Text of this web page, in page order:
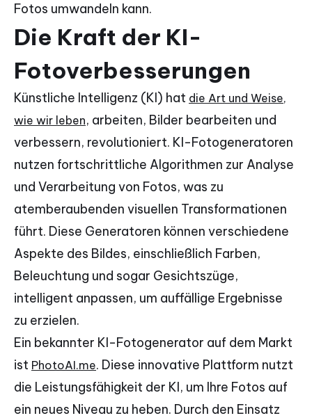
Fotos umwandeln kann.
Die Kraft der KI-
Fotoverbesserungen
Künstliche Intelligenz (KI) hat die Art und Weise,
wie wir leben, arbeiten, Bilder bearbeiten und
verbessern, revolutioniert. KI-Fotogeneratoren
nutzen fortschrittliche Algorithmen zur Analyse
und Verarbeitung von Fotos, was zu
atemberaubenden visuellen Transformationen
führt. Diese Generatoren können verschiedene
Aspekte des Bildes, einschließlich Farben,
Beleuchtung und sogar Gesichtszüge,
intelligent anpassen, um auffällige Ergebnisse
zu erzielen.
Ein bekannter KI-Fotogenerator auf dem Markt
ist PhotoAI.me. Diese innovative Plattform nutzt
die Leistungsfähigkeit der KI, um Ihre Fotos auf
ein neues Niveau zu heben. Durch den Einsatz